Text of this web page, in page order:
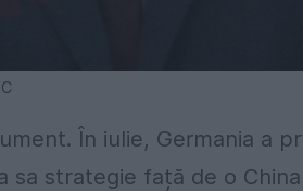
În iulie, Germania a
strategie față de o China